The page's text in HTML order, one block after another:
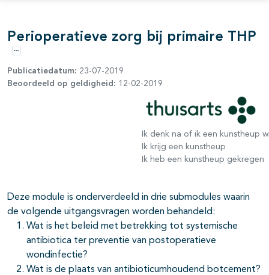
open- en dichtklappen
Perioperatieve zorg bij primaire THP
Opties
Publicatiedatum: 23-07-2019
Beoordeeld op geldigheid: 12-02-2019
Ik denk na of ik een kunstheup
Ik krijg een kunstheup
Ik heb een kunstheup gekregen
Deze module is onderverdeeld in drie submodules waarin
de volgende uitgangsvragen worden behandeld:
Wat is het beleid met betrekking tot systemische
antibiotica ter preventie van postoperatieve
wondinfectie?
Wat is de plaats van antibioticumhoudend botcement?